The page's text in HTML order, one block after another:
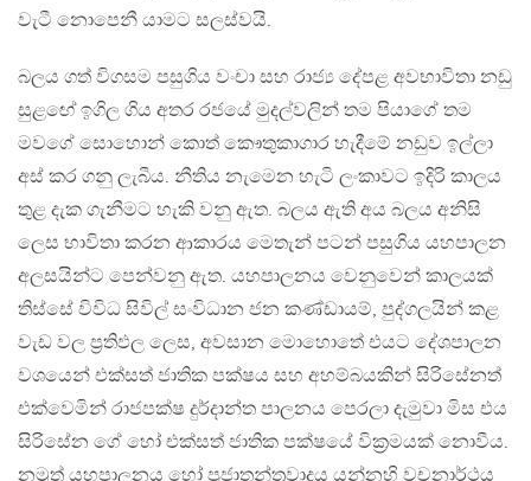
වැටී නොපෙනී යාමට සලස්වයි.
බලය ගත් විගසම පසුගිය වංචා සහ රාජ්‍ය දේපළ අවභාවිතා නඩු
සුළඟේ ඉගිල ගිය අතර රජයේ මුදල්වලින් තම පියාගේ තම
මවගේ සොහොන් කොත් කෞතුකාගාර හැදීමේ නඩුව ඉල්ලා
අස් කර ගනු ලැබීය. නීතිය නැමෙන හැටි ලංකාවට ඉදිරි කාලය
තුළ දැක ගැනීමට හැකි වනු ඇත. බලය ඇති අය බලය අනිසි
ලෙස භාවිතා කරන ආකාරය මෙතැන් පටන් පසුගිය යහපාලන
අලසයින්ට පෙන්වනු ඇත. යහපාලනය වෙනුවෙන් කාලයක්
තිස්සේ විවිධ සිවිල් සංවිධාන ජන කණ්ඩායම්, පුද්ගලයින් කළ
වැඩ වල ප්‍රතිඵල ලෙස, අවසාන මොහොතේ එයට දේශපාලන
වශයෙන් එක්සත් ජාතික පක්ෂය සහ අහම්බයකින් සිරිසේනත්
එක්වෙමින් රාජපක්ෂ දුර්දාන්ත පාලනය පෙරලා දැමුවා මිස එය
සිරිසේන ගේ හෝ එක්සත් ජාතික පක්ෂයේ වික්‍රමයක් නොවීය.
නමුත් යහපාලනය හෝ ‍ප්‍රජාතන්ත්‍රවාදය යන්නහි වචනාර්ථය